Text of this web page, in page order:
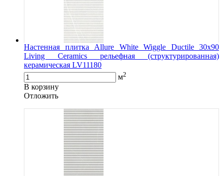
Настенная плитка Allure White Wiggle Ductile 30x90
Living Ceramics рельефная (структурированная)
керамическая LV11180
м2
В корзину
Oтложить